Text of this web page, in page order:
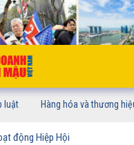
luật Hàng hóa và thương
động Hiệp Hội